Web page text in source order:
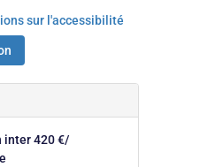
sur l'accessibilité
inter 420 €/